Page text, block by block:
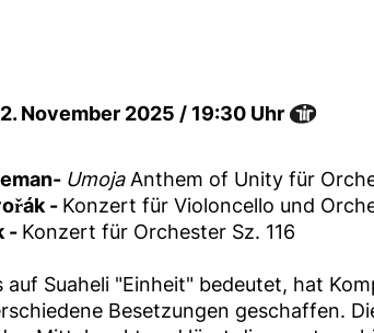
November 2025 / 19:30 Uhr
Umoja Anthem of Unity für
- Konzert für Violoncello und
- Konzert für Orchester Sz. 116
auf Suaheli "Einheit" bedeutet, hat
Besetzungen geschaffen.